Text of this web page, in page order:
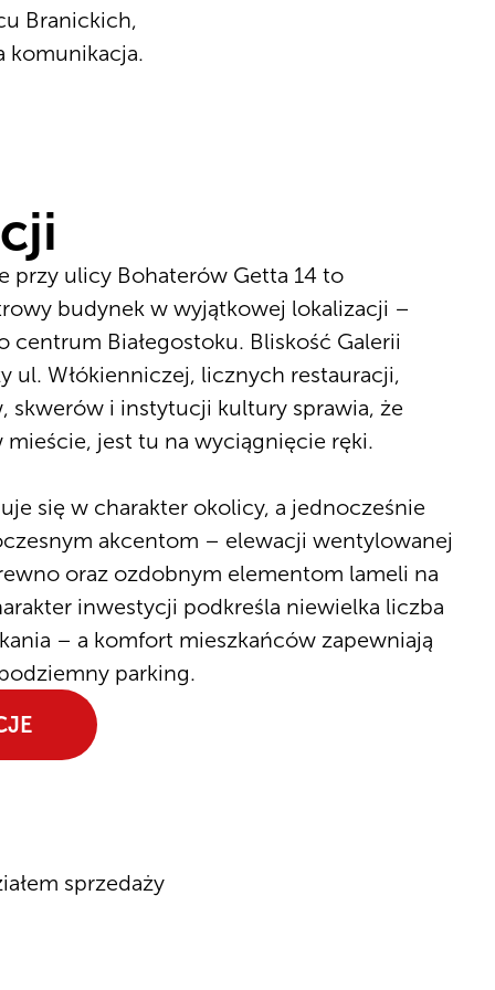
Branickich,
komunikacja.
przy ulicy Bohaterów Getta 14 to
budynek w wyjątkowej lokalizacji –
centrum Białegostoku. Bliskość Galerii
ul. Włókienniczej, licznych restauracji,
skwerów i instytucji kultury sprawia, że
jest tu na wyciągnięcie ręki.
się w charakter okolicy, a jednocześnie
akcentom – elewacji wentylowanej
oraz ozdobnym elementom lameli na
inwestycji podkreśla niewielka liczba
– a komfort mieszkańców zapewniają
parking.
sprzedaży